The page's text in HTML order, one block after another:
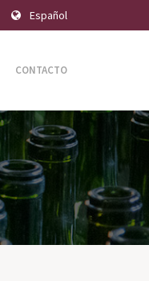
Español
CONTACTO